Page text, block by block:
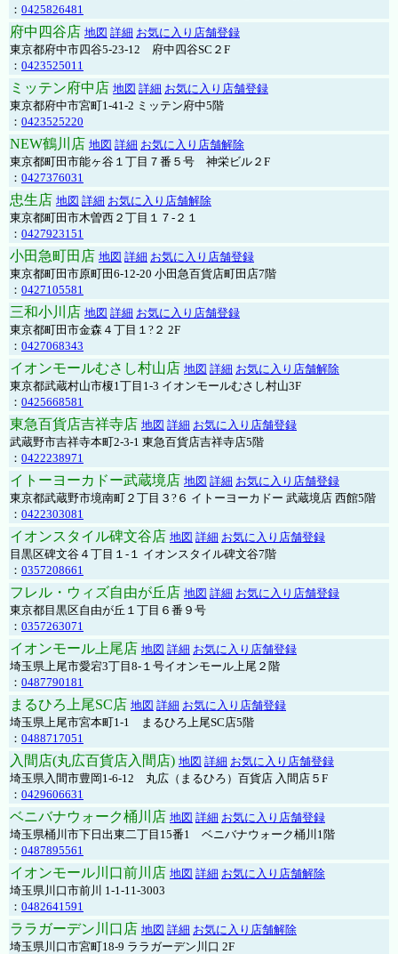
： 0425826481
府中四谷店 地図 詳細 お気に入り店舗登録
東京都府中市四谷5-23-12 府中四谷SC２F
： 0423525011
ミッテン府中店 地図 詳細 お気に入り店舗登録
東京都府中市宮町1-41-2 ミッテン府中5階
： 0423525220
NEW鶴川店 地図 詳細 お気に入り店舗解除
東京都町田市能ヶ谷１丁目７番５号 神栄ビル２F
： 0427376031
忠生店 地図 詳細 お気に入り店舗解除
東京都町田市木曽西２丁目１７-２１
： 0427923151
小田急町田店 地図 詳細 お気に入り店舗登録
東京都町田市原町田6-12-20 小田急百貨店町田店7階
： 0427105581
三和小川店 地図 詳細 お気に入り店舗登録
東京都町田市金森４丁目１?２ 2F
： 0427068343
イオンモールむさし村山店 地図 詳細 お気に入り店舗解除
東京都武蔵村山市榎1丁目1-3 イオンモールむさし村山3F
： 0425668581
東急百貨店吉祥寺店 地図 詳細 お気に入り店舗登録
武蔵野市吉祥寺本町2-3-1 東急百貨店吉祥寺店5階
： 0422238971
イトーヨーカドー武蔵境店 地図 詳細 お気に入り店舗登録
東京都武蔵野市境南町２丁目３?６ イトーヨーカドー 武蔵境店 西館5階
： 0422303081
イオンスタイル碑文谷店 地図 詳細 お気に入り店舗登録
目黒区碑文谷４丁目１-１ イオンスタイル碑文谷7階
： 0357208661
フレル・ウィズ自由が丘店 地図 詳細 お気に入り店舗登録
東京都目黒区自由が丘１丁目６番９号
： 0357263071
イオンモール上尾店 地図 詳細 お気に入り店舗登録
埼玉県上尾市愛宕3丁目8-１号イオンモール上尾２階
： 0487790181
まるひろ上尾SC店 地図 詳細 お気に入り店舗登録
埼玉県上尾市宮本町1-1 まるひろ上尾SC店5階
： 0488717051
入間店(丸広百貨店入間店) 地図 詳細 お気に入り店舗登録
埼玉県入間市豊岡1-6-12 丸広（まるひろ）百貨店 入間店５F
： 0429606631
ベニバナウォーク桶川店 地図 詳細 お気に入り店舗登録
埼玉県桶川市下日出東二丁目15番1 ベニバナウォーク桶川1階
： 0487895561
イオンモール川口前川店 地図 詳細 お気に入り店舗解除
埼玉県川口市前川 1-1-11-3003
： 0482641591
ララガーデン川口店 地図 詳細 お気に入り店舗解除
埼玉県川口市宮町18-9 ララガーデン川口 2F